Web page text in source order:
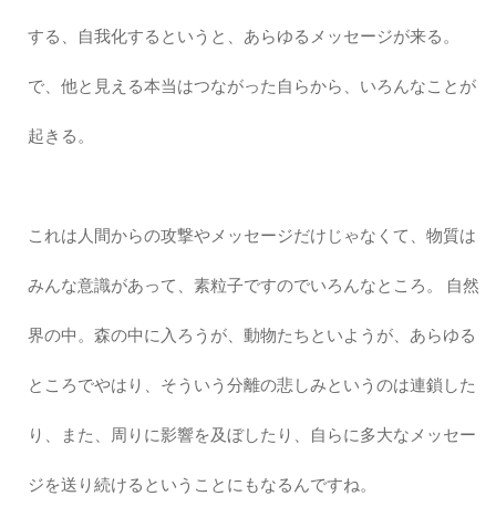
する、自我化するというと、あらゆるメッセージが来る。
で、他と見える本当はつながった自らから、いろんなことが
起きる。
これは人間からの攻撃やメッセージだけじゃなくて、物質は
みんな意識があって、素粒子ですのでいろんなところ。 自然
界の中。森の中に入ろうが、動物たちといようが、あらゆる
ところでやはり、そういう分離の悲しみというのは連鎖した
り、また、周りに影響を及ぼしたり、自らに多大なメッセー
ジを送り続けるということにもなるんですね。